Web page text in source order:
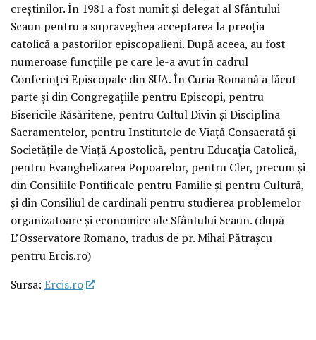
creștinilor. În 1981 a fost numit și delegat al Sfântului
Scaun pentru a supraveghea acceptarea la preoția
catolică a pastorilor episcopalieni. După aceea, au fost
numeroase funcțiile pe care le-a avut în cadrul
Conferinței Episcopale din SUA. În Curia Romană a făcut
parte și din Congregațiile pentru Episcopi, pentru
Bisericile Răsăritene, pentru Cultul Divin și Disciplina
Sacramentelor, pentru Institutele de Viață Consacrată și
Societățile de Viață Apostolică, pentru Educația Catolică,
pentru Evanghelizarea Popoarelor, pentru Cler, precum și
din Consiliile Pontificale pentru Familie și pentru Cultură,
și din Consiliul de cardinali pentru studierea problemelor
organizatoare și economice ale Sfântului Scaun. (după
L’Osservatore Romano, tradus de pr. Mihai Pătrașcu
pentru Ercis.ro)
Sursa: Ercis.ro